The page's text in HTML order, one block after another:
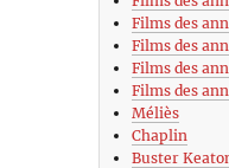
Films des
Films des
Films des
Films des
Méliès
Chaplin
Buster